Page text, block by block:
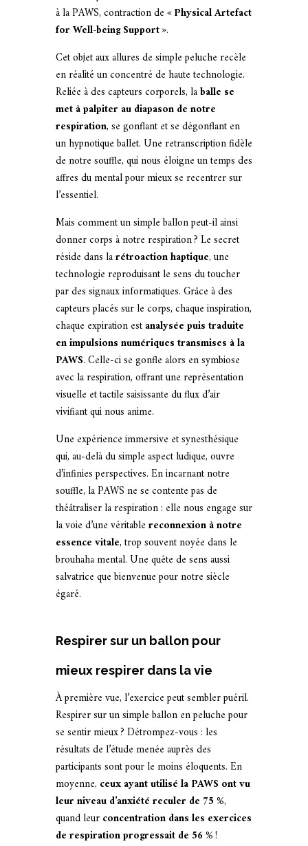
à la PAWS, contraction de «Physical Artefact
for Well-being Support».
Cet objet aux allures de simple peluche recèle
en réalité un concentré de haute technologie.
Reliée à des capteurs corporels, laballe se
met à palpiter au diapason de notre
respiration, se gonflant et se dégonflant en
un hypnotique ballet. Une retranscription fidèle
de notre souffle, qui nous éloigne un temps des
affres du mental pour mieux se recentrer sur
l’essentiel.
Mais comment un simple ballon peut-il ainsi
donner corps à notre respiration ? Le secret
réside dans larétroaction haptique, une
technologie reproduisant le sens du toucher
par des signaux informatiques. Grâce à des
capteurs placés sur le corps, chaque inspiration,
chaque expiration estanalysée puis traduite
en impulsions numériques transmises à la
PAWS. Celle-ci se gonfle alors en symbiose
avec la respiration, offrant une représentation
visuelle et tactile saisissante du flux d’air
vivifiant qui nous anime.
Une expérience immersive et synesthésique
qui, au-delà du simple aspect ludique, ouvre
d’infinies perspectives. En incarnant notre
souffle, la PAWS ne se contente pas de
théâtraliser la respiration : elle nous engage sur
la voie d’une véritablereconnexion à notre
essence vitale, trop souvent noyée dans le
brouhaha mental. Une quête de sens aussi
salvatrice que bienvenue pour notre siècle
égaré.
Respirer sur un ballon pour
mieux respirer dans la vie
À première vue, l’exercice peut sembler puéril.
Respirer sur un simple ballon en peluche pour
se sentir mieux ? Détrompez-vous : les
résultats de l’étude menée auprès des
participants sont pour le moins éloquents. En
moyenne, ceux ayant utilisé la PAWS ont vu
leur niveau d’anxiété reculer de 75 %,
quand leurconcentration dans les exercices
de respiration progressait de 56 %!